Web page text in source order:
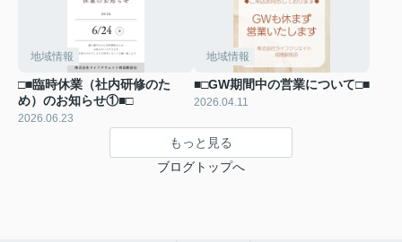
地域情報
□■臨時休業（社内研修のた
め）のお知らせ①■□
2026.06.23
地域情報
■□GW期間中の営業について□■
2026.04.11
もっと見る
ブログトップへ